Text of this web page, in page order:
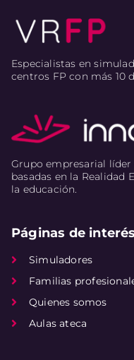
Especialistas en
centros FP con más 10
Grupo empresarial
basadas en la
la educación.
Páginas de interés
Simuladores
Familias
Quienes somos
Aulas ateca